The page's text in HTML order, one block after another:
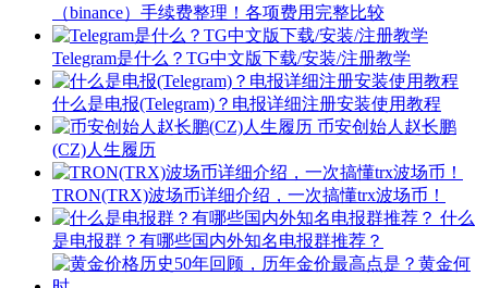
（binance）手续费整理！各项费用完整比较
Telegram是什么？TG中文版下载/安装/注册教学
什么是电报(Telegram)？电报详细注册安装使用教程
币安创始人赵长鹏
(CZ)人生履历
TRON(TRX)波场币详细介绍，一次搞懂trx波场币！
什么
是电报群？有哪些国内外知名电报群推荐？